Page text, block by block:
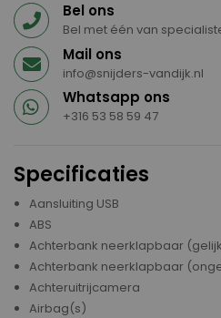
Bel ons
Bel met één van
Mail ons
info@snijders-vandijk.nl
Whatsapp ons
+316 53 58 59 47
Specificaties
Aansluiting USB
ABS
Achterbank neerklapbaar
Achterbank neerklapbaar
Achteruitrijcamera
Airbag(s)